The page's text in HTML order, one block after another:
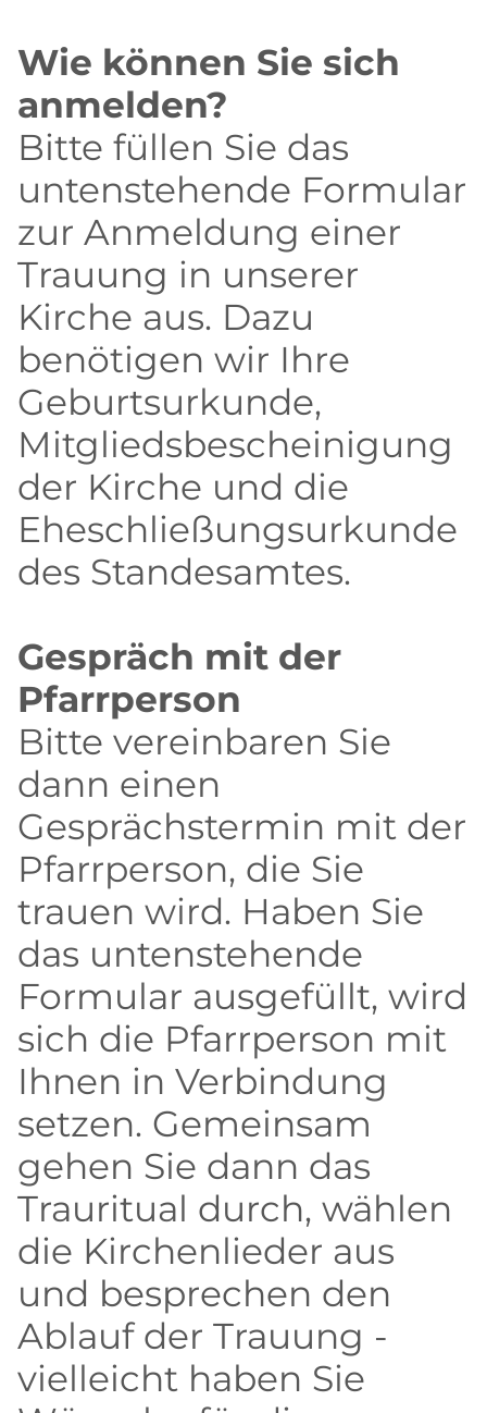
Wie können Sie sich
anmelden?
Bitte füllen Sie das
untenstehende Formular
zur Anmeldung einer
Trauung in unserer
Kirche aus. Dazu
benötigen wir Ihre
Geburtsurkunde,
Mitgliedsbescheinigung
der Kirche und die
Eheschließungsurkunde
des Standesamtes.
Gespräch mit der
Pfarrperson
Bitte vereinbaren Sie
dann einen
Gesprächstermin mit der
Pfarrperson, die Sie
trauen wird. Haben Sie
das untenstehende
Formular ausgefüllt, wird
sich die Pfarrperson mit
Ihnen in Verbindung
setzen. Gemeinsam
gehen Sie dann das
Trauritual durch, wählen
die Kirchenlieder aus
und besprechen den
Ablauf der Trauung -
vielleicht haben Sie